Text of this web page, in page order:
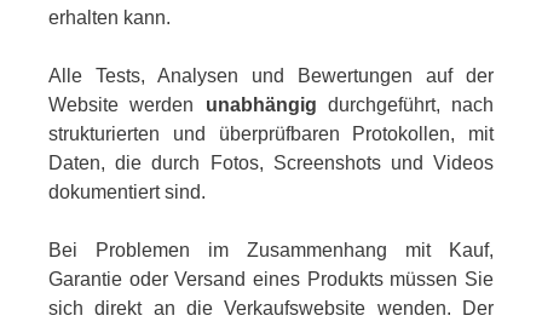
erhalten kann.
Alle Tests, Analysen und Bewertungen auf der
Website werden unabhängig durchgeführt, nach
strukturierten und überprüfbaren Protokollen, mit
Daten, die durch Fotos, Screenshots und Videos
dokumentiert sind.
Bei Problemen im Zusammenhang mit Kauf,
Garantie oder Versand eines Produkts müssen Sie
sich direkt an die Verkaufswebsite wenden. Der